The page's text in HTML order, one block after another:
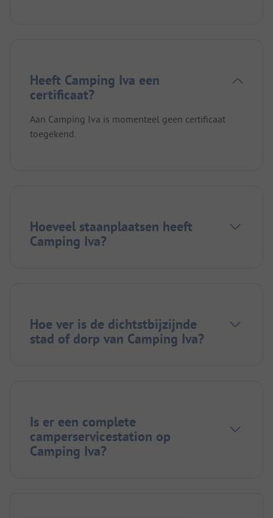
Heeft Camping Iva een
certificaat?
Aan Camping Iva is momenteel geen certificaat
toegekend.
Hoeveel staanplaatsen heeft
Camping Iva?
Hoe ver is de dichtstbijzijnde
stad of dorp van Camping Iva?
Is er een complete
camperservicestation op
Camping Iva?